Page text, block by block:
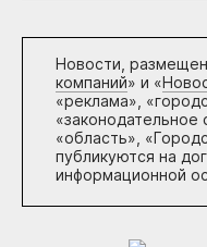
Новости,
компаний» и «
«реклама»,
«законодательное
«область»,
публикуются на
информационной